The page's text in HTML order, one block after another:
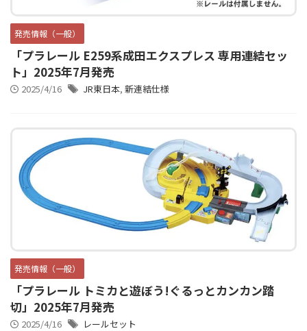
発売情報（一般）
「プラレール E259系成田エクスプレス 専用連結セッ
ト」2025年7月発売
2025/4/16 JR東日本, 新連結仕様
発売情報（一般）
「プラレール トミカと遊ぼう!ぐるっとカンカン踏
切」2025年7月発売
2025/4/16 レールセット